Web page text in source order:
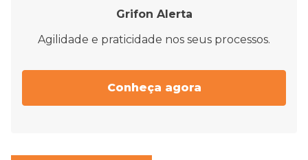
Grifon Alerta
Agilidade e praticidade nos seus processos.
Conheça agora